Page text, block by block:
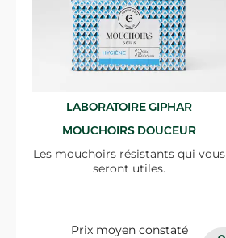
LABORATOIRE GIPHAR
MOUCHOIRS DOUCEUR
Les mouchoirs résistants qui vous
seront utiles.
Prix moyen constaté